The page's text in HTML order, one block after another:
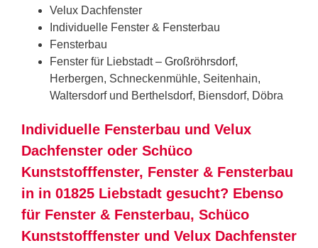
Velux Dachfenster
Individuelle Fenster & Fensterbau
Fensterbau
Fenster für Liebstadt – Großröhrsdorf,
Herbergen, Schneckenmühle, Seitenhain,
Waltersdorf und Berthelsdorf, Biensdorf, Döbra
Individuelle Fensterbau und Velux
Dachfenster oder Schüco
Kunststofffenster, Fenster & Fensterbau
in in 01825 Liebstadt gesucht? Ebenso
für Fenster & Fensterbau, Schüco
Kunststofffenster und Velux Dachfenster